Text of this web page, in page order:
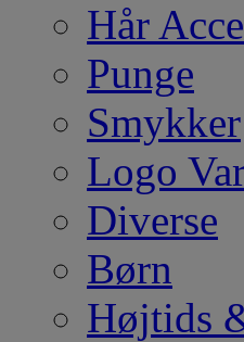
Hår
Punge
Smykker
Logo
Diverse
Børn
Højtids